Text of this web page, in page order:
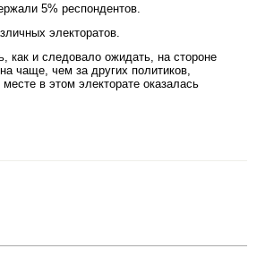
5% респондентов.
электоратов.
как и следовало ожидать, на стороне
чаще, чем за других политиков,
в этом электорате оказалась